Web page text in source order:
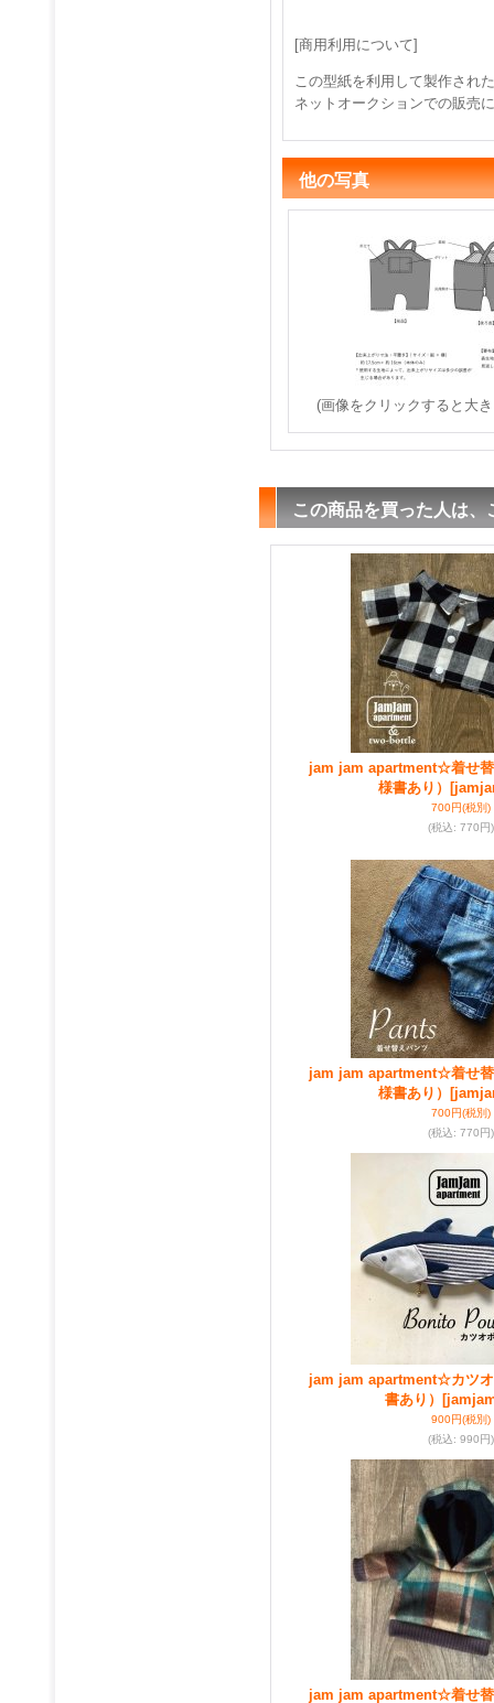
[商用利用について]
この型紙を利用して製作され
ネットオークションでの販売
他の写真
(画像をクリックすると大
この商品を買った人は
jam jam apartment☆着せ替
様書あり）
700円(税別)
(税込: 770円)
jam jam apartment☆着せ替
様書あり）
700円(税別)
(税込: 770円)
jam jam apartment☆カツオ
書あり）
900円(税別)
(税込: 990円)
jam jam apartment☆着せ替